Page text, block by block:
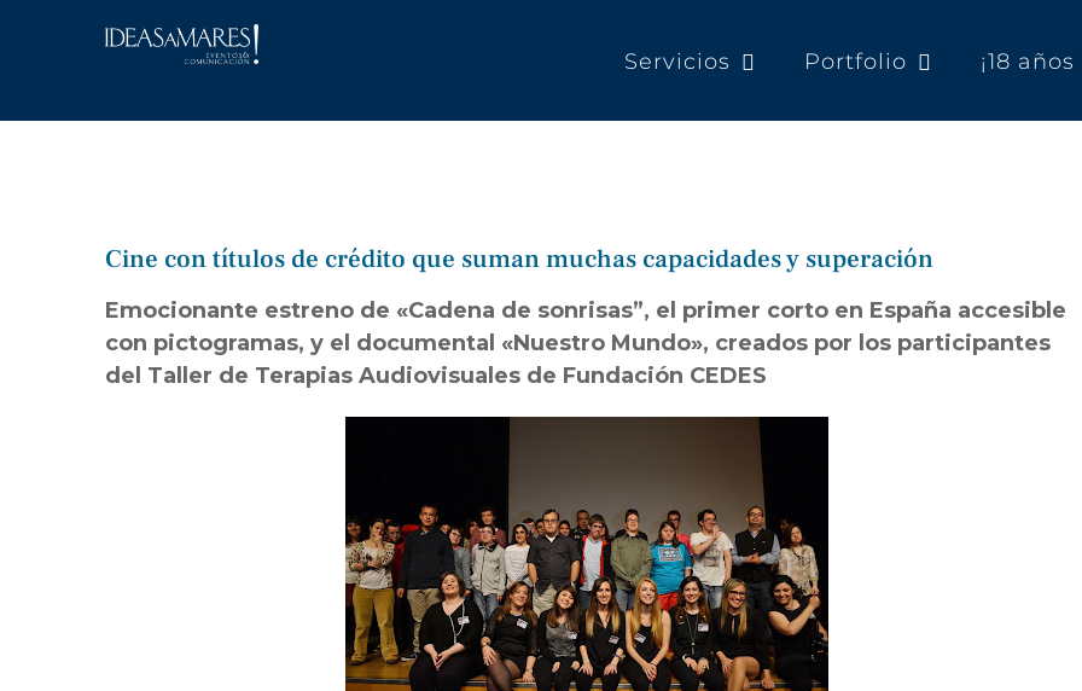
Servicios Portfolio ¡18
Cine con títulos de crédito que suman muchas capacidades y superación
Emocionante estreno de «Cadena de sonrisas”, el primer corto en España accesible
con pictogramas, y el documental «Nuestro Mundo», creados por los participantes
del Taller de Terapias Audiovisuales de Fundación CEDES